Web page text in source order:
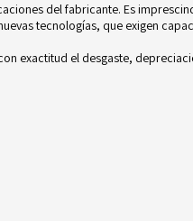
del fabricante. Es
tecnologías, que exigen
exactitud el desgaste,